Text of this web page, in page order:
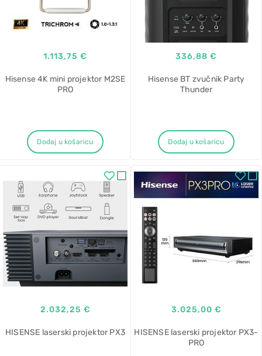
1.113,75 €
Hisense 4K mini projektor M2SE
PRO
Dodaj u košaricu
336,88 €
Hisense BT zvučnik Party
Thunder
Dodaj u košaricu
2.032,25 €
HISENSE laserski projektor PX3
3.025,00 €
HISENSE laserski projektor PX3-
PRO